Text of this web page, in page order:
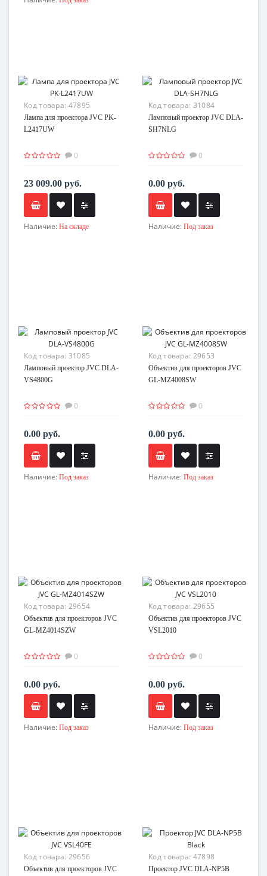
Код товара: 47895
Лампа для проектора JVC PK-
L2417UW
0
23 009.00 руб.
Наличие: На складе
Код товара: 31084
Ламповый проектор JVC DLA-
SH7NLG
0
0.00 руб.
Наличие: Под заказ
Код товара: 31085
Ламповый проектор JVC DLA-
VS4800G
0
0.00 руб.
Наличие: Под заказ
Код товара: 29653
Объектив для проекторов JVC
GL-MZ4008SW
0
0.00 руб.
Наличие: Под заказ
Код товара: 29654
Объектив для проекторов JVC
GL-MZ4014SZW
0
0.00 руб.
Наличие: Под заказ
Код товара: 29655
Объектив для проекторов JVC
VSL2010
0
0.00 руб.
Наличие: Под заказ
Код товара: 29656
Объектив для проекторов JVC
Код товара: 47898
Проектор JVC DLA-NP5B